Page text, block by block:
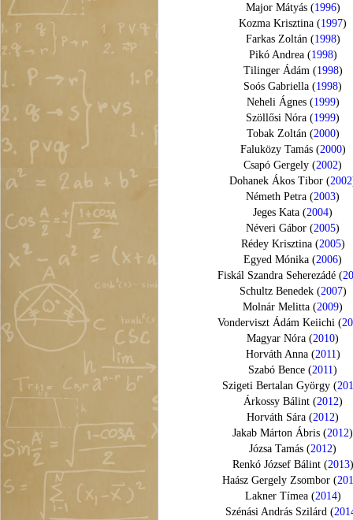
Major Mátyás (1996)
Kozma Krisztina (1997)
Farkas Zoltán (1998)
Pikó Andrea (1998)
Tilinger Ádám (1998)
Soós Gabriella (1998)
Neheli Ágnes (1999)
Szöllősi Nóra (1999)
Tobak Zoltán (2000)
Faluközy Tamás (2000)
Csapó Gergely (2002)
Dohanek Ákos Tibor (2002
Németh Petra (2003)
Jeges Kata (2004)
Néveri Gábor (2005)
Rédey Krisztina (2005)
Egyed Mónika (2006)
Fiskál Szandra Seherezádé (
Schultz Benedek (2007)
Molnár Melitta (2009)
Vonderviszt Ádám Keiichi (
Magyar Nóra (2010)
Horváth Anna (2011)
Szabó Bence (2011)
Szigeti Bertalan György (
Árkossy Bálint (2012)
Horváth Sára (2012)
Jakab Márton Ábris (2012)
Józsa Tamás (2012)
Renkó József Bálint (2013)
Haász Gergely Zsombor (
Lakner Tímea (2014)
Szénási András Szilárd (